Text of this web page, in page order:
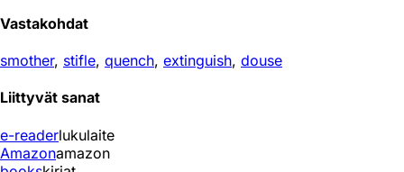
Vastakohdat
smother, stifle, quench, extinguish, douse
Liittyvät sanat
e-readerlukulaite
Amazonamazon